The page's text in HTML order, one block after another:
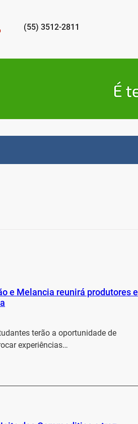
(55) 3512-2811
e Melancia reunirá produtores e
terão a oportunidade de
experiências…